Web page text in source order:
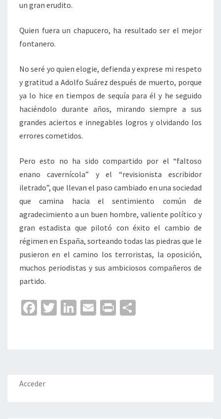
un gran erudito.
Quien fuera un chapucero, ha resultado ser el mejor
fontanero.
No seré yo quien elogie, defienda y exprese mi respeto
y gratitud a Adolfo Suárez después de muerto, porque
ya lo hice en tiempos de sequía para él y he seguido
haciéndolo durante años, mirando siempre a sus
grandes aciertos e innegables logros y olvidando los
errores cometidos.
Pero esto no ha sido compartido por el “faltoso
enano cavernícola” y el “revisionista escribidor
iletrado”, que llevan el paso cambiado en una sociedad
que camina hacia el sentimiento común de
agradecimiento a un buen hombre, valiente político y
gran estadista que pilotó con éxito el cambio de
régimen en España, sorteando todas las piedras que le
pusieron en el camino los terroristas, la oposición,
muchos periodistas y sus ambiciosos compañeros de
partido.
Fa
o
o
k
T
er
Li
dI
n
E
l
Pr
p
ar
Acceder